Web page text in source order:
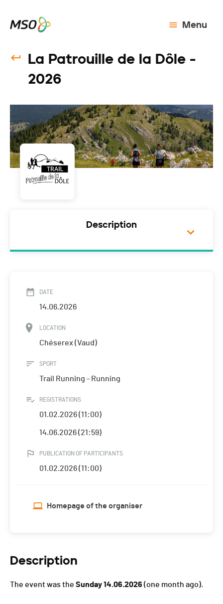
Menu
La Patrouille de la Dôle -
2026
Description
DATE
14.06.2026
LOCATION
Chéserex (Vaud)
SPORT
Trail Running - Running
REGISTRATIONS
01.02.2026 (11:00)
14.06.2026 (21:59)
PUBLICATION OF PARTICIPANTS
01.02.2026 (11:00)
Homepage of the organiser
Description
The event was the Sunday 14.06.2026 (one month ago).